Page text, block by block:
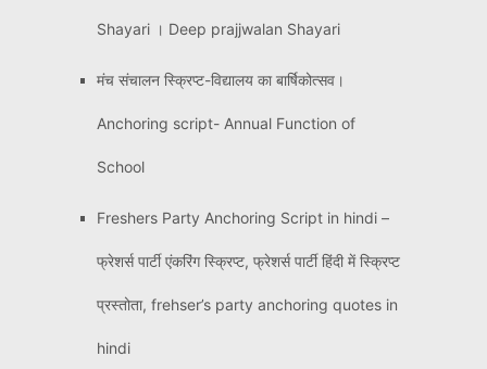
Shayari । Deep prajjwalan Shayari
मंच संचालन स्क्रिप्ट-विद्यालय का बार्षिकोत्सव।
Anchoring script- Annual Function of
School
Freshers Party Anchoring Script in hindi –
फ्रेशर्स पार्टी एंकरिंग स्क्रिप्ट, फ्रेशर्स पार्टी हिंदी में स्क्रिप्ट
प्रस्तोता, frehser’s party anchoring quotes in
hindi